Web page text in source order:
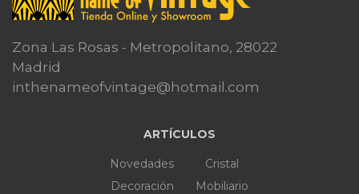
Zona Las Rosas - Metropolitano, 28022
Madrid
inthenameofvintage@hotmail.com
ARTÍCULOS
Novedades
Decoración
Cristal
Mobiliario